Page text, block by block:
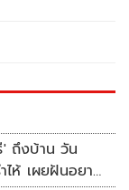
ห้ เผยฝันอยาก